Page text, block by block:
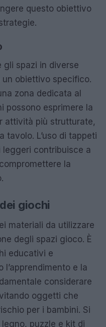
questo obiettivo
gli spazi in diverse
un obiettivo specifico.
zona dedicata al
possono esprimere la
attività più strutturate,
tavolo. L’uso di tappeti
leggeri contribuisce a
la
giochi
materiali da utilizzare
degli spazi gioco. È
educativi e
e la
considerare
oggetti che
per i bambini. Si
puzzle e kit di